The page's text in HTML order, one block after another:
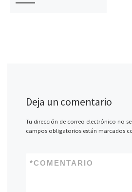
Deja un comentario
Tu dirección de correo electrónico no
campos obligatorios están marcados
COMENTARIO
*